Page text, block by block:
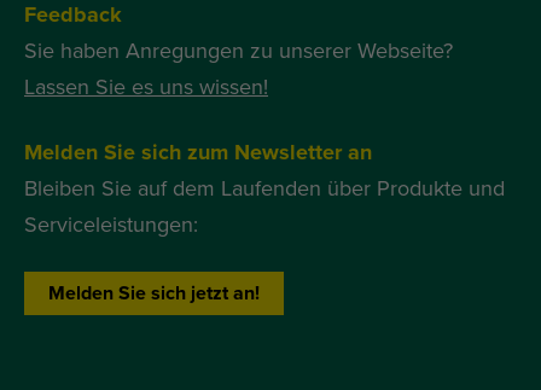
Feedback
Sie haben Anregungen zu unserer Webseite?
Lassen Sie es uns wissen!
Melden Sie sich zum Newsletter an
Bleiben Sie auf dem Laufenden über Produkte und
Serviceleistungen:
Melden Sie sich jetzt an!